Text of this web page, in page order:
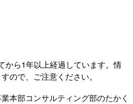
から1年以上経過しています。情
ので、ご注意ください。
本部コンサルティング部のたかく